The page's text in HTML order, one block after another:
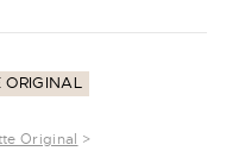
ORIGINAL
Original
>